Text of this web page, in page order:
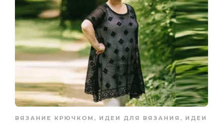
ВЯЗАНИЕ КРЮЧКОМ , ИДЕИ ДЛЯ ВЯЗАНИЯ , ИДЕИ